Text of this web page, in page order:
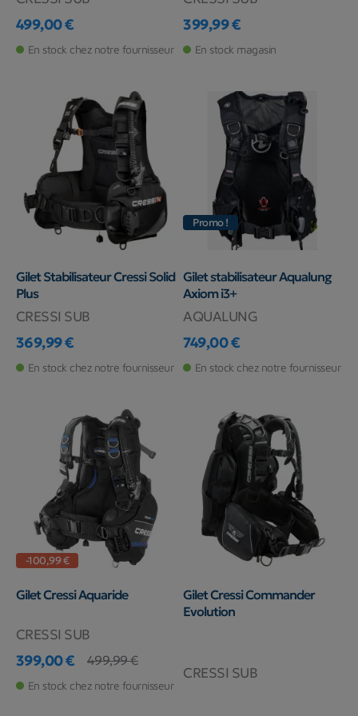
Prix
499,00 €
En stock chez notre fournisseur
Prix
399,99 €
En stock magasin
Gilet Stabilisateur Cressi Solid
Plus
CRESSI SUB
Prix
369,99 €
En stock chez notre fournisseur
Promo !
Gilet stabilisateur Aqualung
Axiom i3+
AQUALUNG
Prix
749,00 €
En stock chez notre fournisseur
-100,99 €
Gilet Cressi Aquaride
CRESSI SUB
Prix
399,00 €
Prix de base
499,99 €
En stock chez notre fournisseur
Gilet Cressi Commander
Evolution
CRESSI SUB